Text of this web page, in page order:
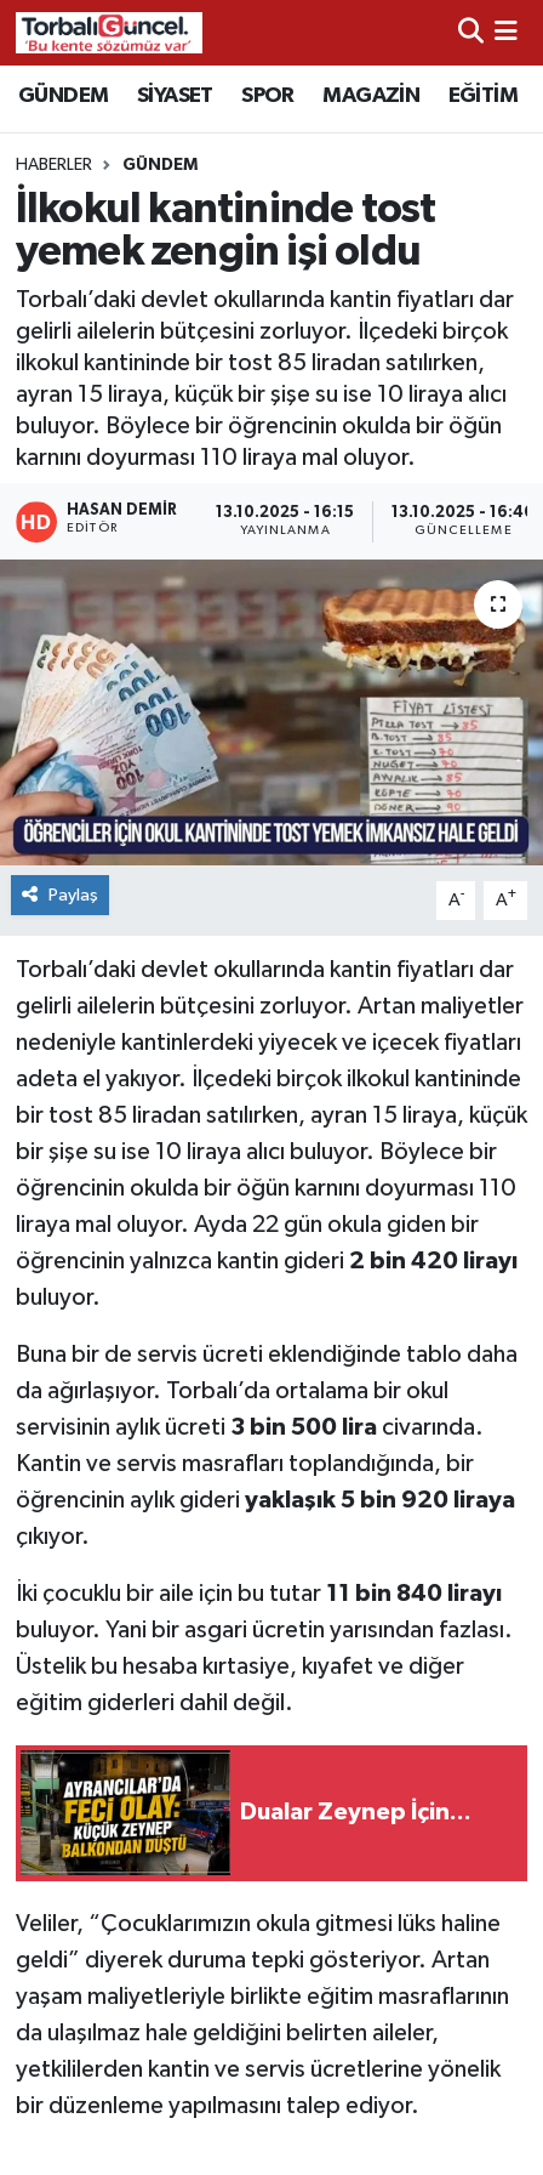
GÜNDEM SİYASET SPOR MAGAZİN EĞİTİM
HABERLER GÜNDEM
İlkokul kantininde tost
yemek zengin işi oldu
Torbalı’daki devlet okullarında kantin fiyatları dar
gelirli ailelerin bütçesini zorluyor. İlçedeki birçok
ilkokul kantininde bir tost 85 liradan satılırken,
ayran 15 liraya, küçük bir şişe su ise 10 liraya alıcı
buluyor. Böylece bir öğrencinin okulda bir öğün
karnını doyurması 110 liraya mal oluyor.
HASAN DEMIR
EDITÖR
13.10.2025 - 16:15
YAYINLANMA
13.10.2025 - 16:46
GÜNCELLEME
Paylaş A- A+
Torbalı’daki devlet okullarında kantin fiyatları dar
gelirli ailelerin bütçesini zorluyor. Artan maliyetler
nedeniyle kantinlerdeki yiyecek ve içecek fiyatları
adeta el yakıyor. İlçedeki birçok ilkokul kantininde
bir tost 85 liradan satılırken, ayran 15 liraya, küçük
bir şişe su ise 10 liraya alıcı buluyor. Böylece bir
öğrencinin okulda bir öğün karnını doyurması 110
liraya mal oluyor. Ayda 22 gün okula giden bir
öğrencinin yalnızca kantin gideri 2 bin 420 lirayı
buluyor.
Buna bir de servis ücreti eklendiğinde tablo daha
da ağırlaşıyor. Torbalı’da ortalama bir okul
servisinin aylık ücreti 3 bin 500 liracivarında.
Kantin ve servis masrafları toplandığında, bir
öğrencinin aylık gideri yaklaşık 5 bin 920 liraya
çıkıyor.
İki çocuklu bir aile için bu tutar 11 bin 840 lirayı
buluyor. Yani bir asgari ücretin yarısından fazlası.
Üstelik bu hesaba kırtasiye, kıyafet ve diğer
eğitim giderleri dahil değil.
Dualar Zeynep İçin...
Veliler, “Çocuklarımızın okula gitmesi lüks haline
geldi” diyerek duruma tepki gösteriyor. Artan
yaşam maliyetleriyle birlikte eğitim masraflarının
da ulaşılmaz hale geldiğini belirten aileler,
yetkililerden kantin ve servis ücretlerine yönelik
bir düzenleme yapılmasını talep ediyor.
İzmir Nöbetçi Eczaneler
İzmir Hava Durumu
İzmir Namaz Vakitleri
İzmir Trafik Yoğunluk Haritası
Süper Lig Puan Durumu ve Fikstür
Tüm Manşetler
Son Dakika Haberleri
Haber Arşivi